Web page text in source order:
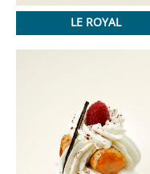
LE ROYAL